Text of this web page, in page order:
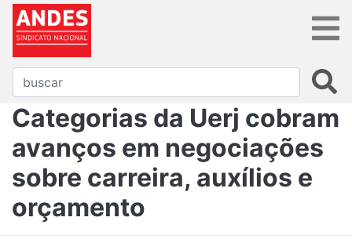
Categorias da Uerj cobram
avanços em negociações
sobre carreira, auxílios e
orçamento